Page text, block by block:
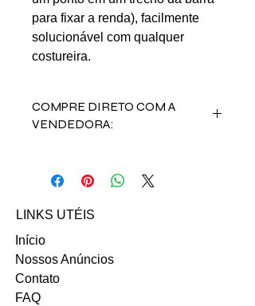
para fixar a renda), facilmente
solucionável com qualquer
costureira.
COMPRE DIRETO COM A
VENDEDORA:
Tolezano no contato abaixo:
Email: biatolezano@yahoo.com.br
ou biatolezano@gmail.com
LINKS UTÉIS
Início
Nossos Anúncios
Contato
FAQ